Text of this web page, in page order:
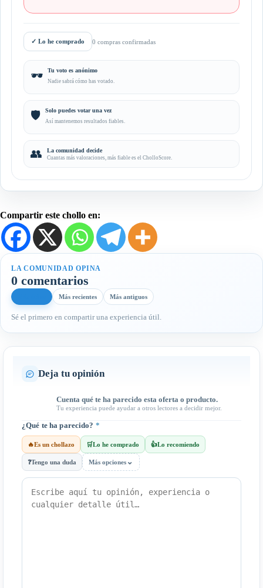
✓ Lo he comprado 0 compras confirmadas
🕶️ Tu voto es anónimo
Nadie sabrá cómo has votado.
🛡️ Solo puedes votar una vez
Así mantenemos resultados fiables.
👥 La comunidad decide
Cuantas más valoraciones, más fiable es el CholloScore.
Compartir este chollo en:
LA COMUNIDAD OPINA
0 comentarios
Más recientes Más antiguos
Sé el primero en compartir una experiencia útil.
Deja tu opinión
Cuenta qué te ha parecido esta oferta o producto.
Tu experiencia puede ayudar a otros lectores a decidir mejor.
¿Qué te ha parecido? *
🔥Es un chollazo 🛒Lo he comprado 👍Lo recomiendo
❓Tengo una duda Más opciones ⌄